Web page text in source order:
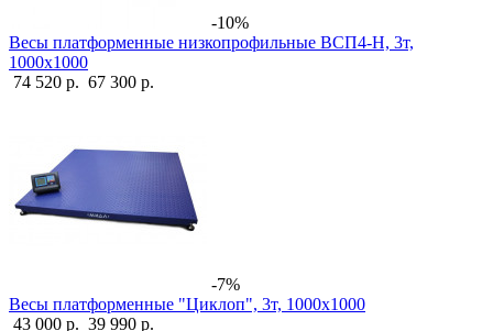
-10%
Весы платформенные низкопрофильные ВСП4-Н, 3т,
1000х1000
74 520 р. 67 300 р.
-7%
Весы платформенные "Циклоп", 3т, 1000х1000
43 000 р. 39 990 р.